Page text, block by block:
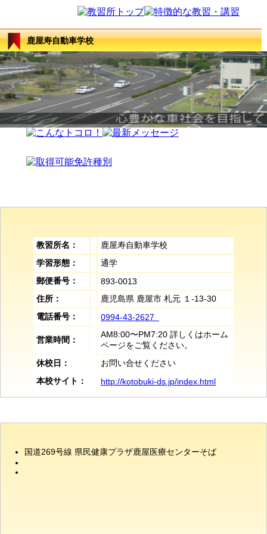
鹿屋寿自動車学校
教習所名：
鹿屋寿自動車学校
学習形態：
通学
郵便番号：
893-0013
住所：
鹿児島県 鹿屋市 札元 １-13-30
電話番号：
0994-43-2627
営業時間：
AM8:00〜PM7:20 詳しくはホーム
ページをご覧ください。
休校日：
お問い合せください
本校サイト：
http://kotobuki-ds.jp/index.html
国道269号線 県民健康プラザ鹿屋医療センターそば